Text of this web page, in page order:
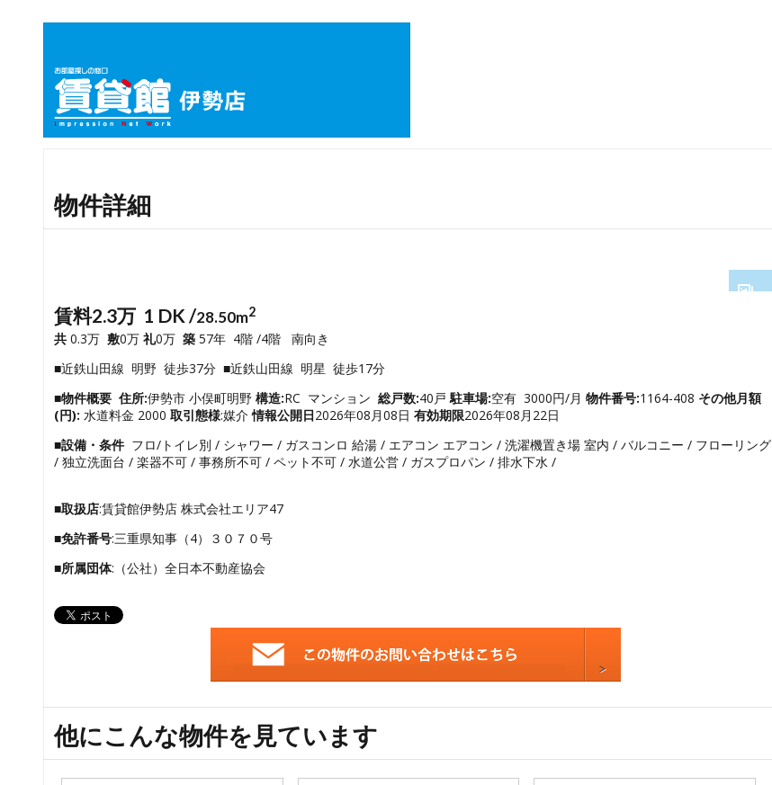
物件詳細
4
6
賃料2.3万 1 DK /28.50m2
共 0.3万 敷0万 礼0万 築 57年 4階 /4階 南向き
■近鉄山田線 明野 徒歩37分 ■近鉄山田線 明星 徒歩17分
■物件概要 住所:伊勢市 小俣町明野 構造:RC マンション 総戸数:40戸 駐車場:空有 3000円/月 物件番号:1164-408 その他月額
(円): 水道料金 2000 取引態様:媒介情報公開日2026年08月08日 有効期限2026年08月22日
■設備・条件 フロ/トイレ別 / シャワー / ガスコンロ 給湯 / エアコン エアコン / 洗濯機置き場 室内 / バルコニー / フローリング
/ 独立洗面台 / 楽器不可 / 事務所不可 / ペット不可 / 水道公営 / ガスプロパン / 排水下水 /
■取扱店:賃貸館伊勢店 株式会社エリア47
■免許番号:三重県知事（4）３０７０号
■所属団体:（公社）全日本不動産協会
他にこんな物件を見ています